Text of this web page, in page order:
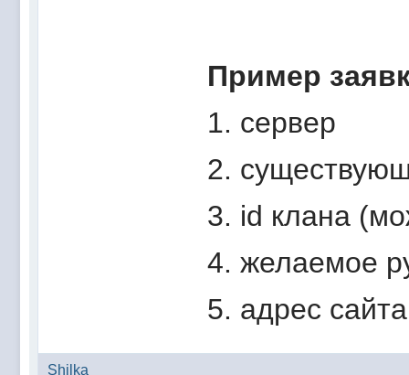
Пример
1. сервер
2.
3. id клана
4. желаемое
5. адрес
Shilka